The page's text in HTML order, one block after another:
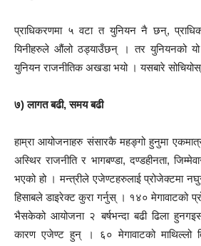
प्राधिकरणमा ५ वटा त युनियन नै छन्,
यिनीहरुले औंलो ठड्याउँछन् । तर युनियनको
युनियन राजनीतिक अखडा भयो । यसबारे
७) लागत बढी, समय बढी
हाम्रा आयोजनाहरु संसारकै महङ्गो हुनुमा
अस्थिर राजनीति र भागबण्डा, दण्डहीनता,
भएको हो । मन्त्रीले एजेण्टहरुलाई प्रोजेक्टमा
हिसाबले डाइरेक्ट कुरा गर्नुस् । १४० मेगावाटको
भैसकेको आयोजना २ बर्षभन्दा बढी ढिला
कारण एजेण्ट हुन् । ६० मेगावाटको माथिल्लो